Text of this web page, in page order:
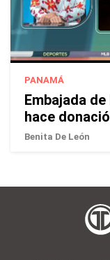
PANAMÁ
Embajada
hace
Benita De León